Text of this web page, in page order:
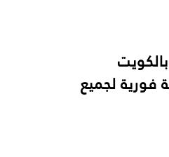
خدمة فورية لجميع